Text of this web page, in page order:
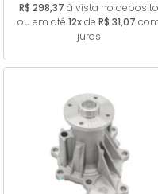
R$ 298,37 à vista no deposito
ou em até 12xde R$ 31,07
juros